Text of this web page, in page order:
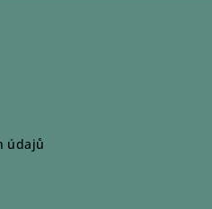
údajů